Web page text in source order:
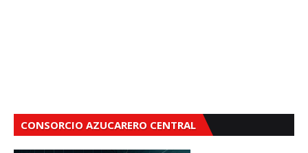
CONSORCIO AZUCARERO CENTRAL